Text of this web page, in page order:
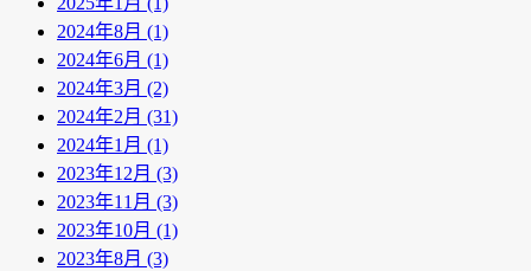
2024年8月 (1)
2024年6月 (1)
2024年3月 (2)
2024年2月 (31)
2024年1月 (1)
2023年12月 (3)
2023年11月 (3)
2023年10月 (1)
2023年8月 (3)